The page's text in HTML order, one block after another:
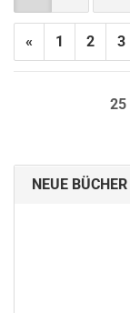
« 1 2 3
25
NEUE BÜCHER